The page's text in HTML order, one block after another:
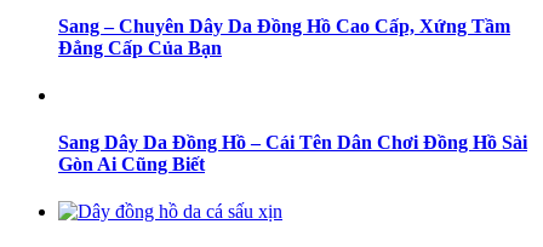
Sang – Chuyên Dây Da Đồng Hồ Cao Cấp, Xứng Tầm
Đẳng Cấp Của Bạn
Sang Dây Da Đồng Hồ – Cái Tên Dân Chơi Đồng Hồ Sài
Gòn Ai Cũng Biết